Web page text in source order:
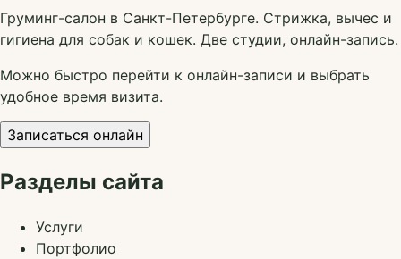
Груминг-салон в Санкт-Петербурге. Стрижка, вычес и
гигиена для собак и кошек. Две студии, онлайн-запись.
Можно быстро перейти к онлайн-записи и выбрать
удобное время визита.
Записаться онлайн
Разделы сайта
Услуги
Портфолио